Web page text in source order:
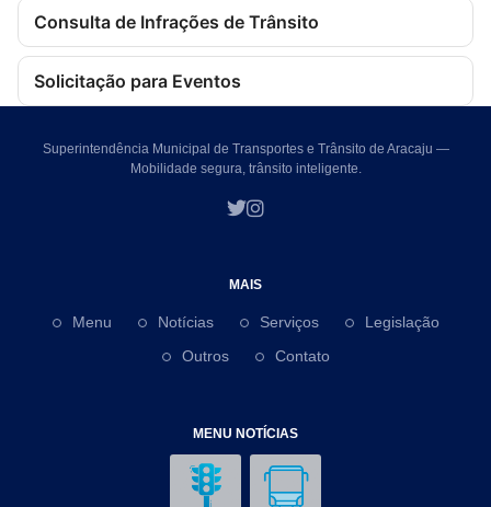
Consulta de Infrações de Trânsito
Solicitação para Eventos
Superintendência Municipal de Transportes e Trânsito de Aracaju —
Mobilidade segura, trânsito inteligente.
MAIS
Menu Notícias Serviços
Legislação
Outros
Contato
MENU NOTÍCIAS